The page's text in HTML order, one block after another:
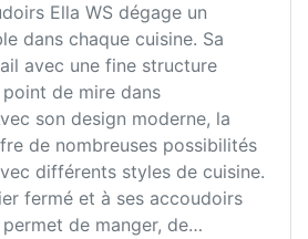
Ella WS dégage un
dans chaque cuisine. Sa
avec une fine structure
de mire dans
son design moderne, la
de nombreuses possibilités
différents styles de cuisine.
fermé et à ses accoudoirs
de manger, de